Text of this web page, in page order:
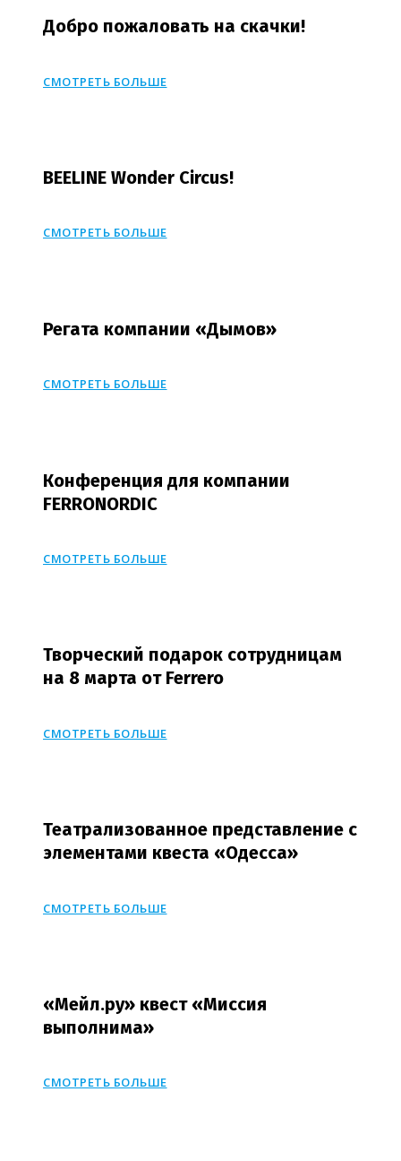
Добро пожаловать на скачки!
СМОТРЕТЬ БОЛЬШЕ
BEELINE Wonder Circus!
СМОТРЕТЬ БОЛЬШЕ
Регата компании «Дымов»
СМОТРЕТЬ БОЛЬШЕ
Конференция для компании
FERRONORDIC
СМОТРЕТЬ БОЛЬШЕ
Творческий подарок сотрудницам
на 8 марта от Ferrero
СМОТРЕТЬ БОЛЬШЕ
Театрализованное представление с
элементами квеста «Одесса»
СМОТРЕТЬ БОЛЬШЕ
«Мейл.ру» квест «Миссия
выполнима»
СМОТРЕТЬ БОЛЬШЕ